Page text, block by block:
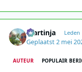
martinja Leden
Geplaatst2 mei
AUTEUR POPULAIR